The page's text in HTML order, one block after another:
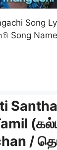
Song
Song
/